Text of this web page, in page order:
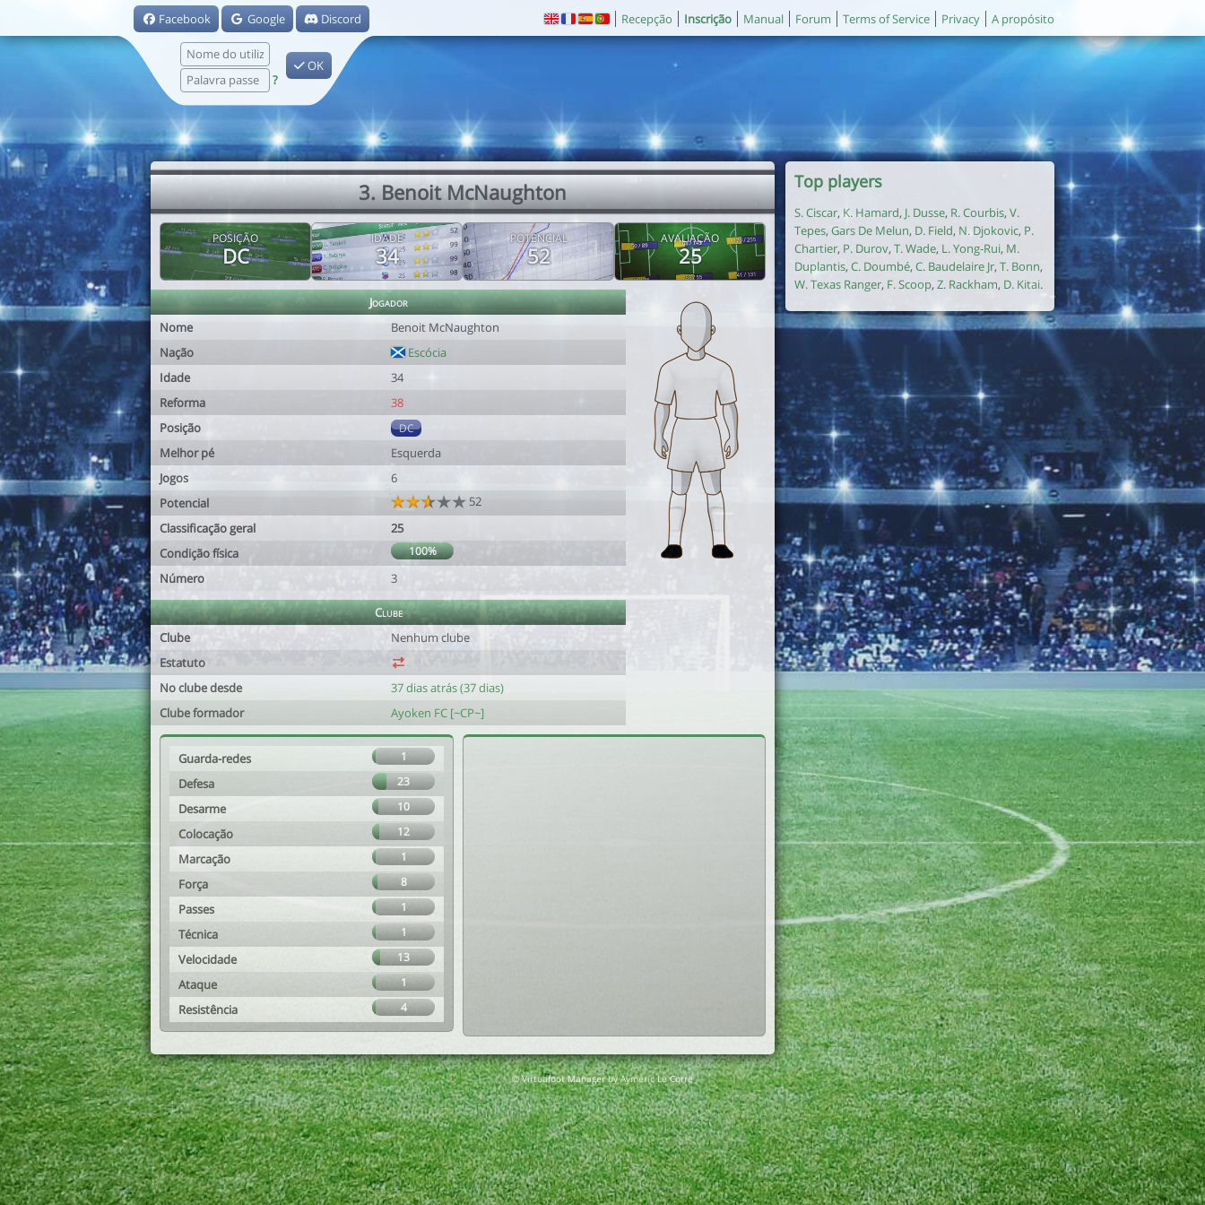
Facebook Google Discord
?
OK
Recepção Inscrição Manual Forum Terms of Service Privacy A propósito
3. Benoit McNaughton
POSIÇÃO
DC
IDADE
34
POTENCIAL
52
AVALIAÇÃO
25
Jogador
Nome
Benoit McNaughton
Nação
Escócia
Idade
34
Reforma
38
Posição
DC
Melhor pé
Esquerda
Jogos
6
Potencial
52
Classificação geral
25
Condição física
100%
Número 3
Clube
Clube
Nenhum clube
Estatuto
No clube desde
37 dias atrás (37 dias)
Clube formador
Ayoken FC [~CP~]
Guarda-redes 1
Defesa 23
Desarme 10
Colocação 12
Marcação 1
Força 8
Passes 1
Técnica 1
Velocidade 13
Ataque 1
Resistência 4
Top players
S. Ciscar, K. Hamard, J. Dusse, R. Courbis, V.
Tepes, Gars De Melun, D. Field, N. Djokovic, P.
Chartier, P. Durov, T. Wade, L. Yong-Rui, M.
Duplantis, C. Doumbé, C. Baudelaire Jr, T. Bonn,
W. Texas Ranger, F. Scoop, Z. Rackham, D. Kitai.
© Virtuafoot Manager by Aymeric Le Corre